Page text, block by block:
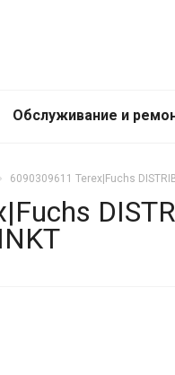
Обслуживание и
6090309611 Terex|Fuchs